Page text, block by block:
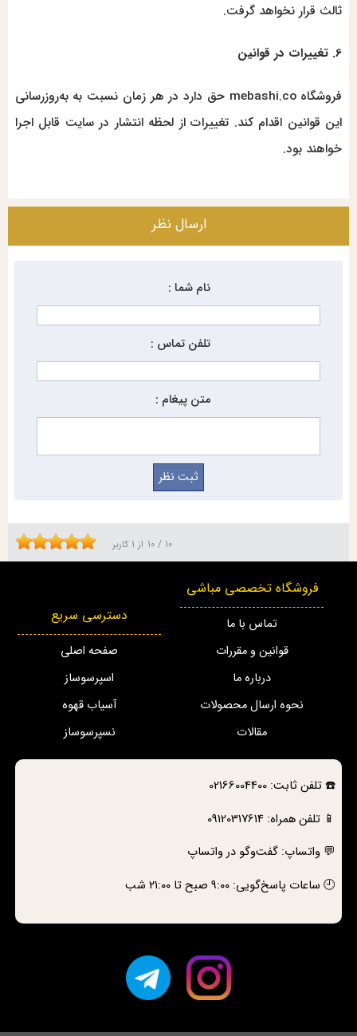
ثالث قرار نخواهد گرفت.
6. تغییرات در قوانین
فروشگاه mebashi.co حق دارد در هر زمان نسبت به به‌روزرسانی
این قوانین اقدام کند. تغییرات از لحظه انتشار در سایت قابل اجرا
خواهند بود.
ارسال نظر
نام شما :
تلفن تماس :
متن پیغام :
10 / 10 از 1 کاربر
فروشگاه تخصصی مباشی
تماس با ما
قوانین و مقررات
درباره ما
نحوه ارسال محصولات
مقالات
دسترسی سریع
صفحه اصلی
اسپرسوساز
آسیاب قهوه
نسپرسوساز
☎️تلفن ثابت:02166004400
📱 تلفن همراه:09120317614
💬 واتساپ:گفت‌وگو در واتساپ
🕘 ساعات پاسخ‌گویی: ۹:۰۰ صبح تا ۲۱:۰۰ شب